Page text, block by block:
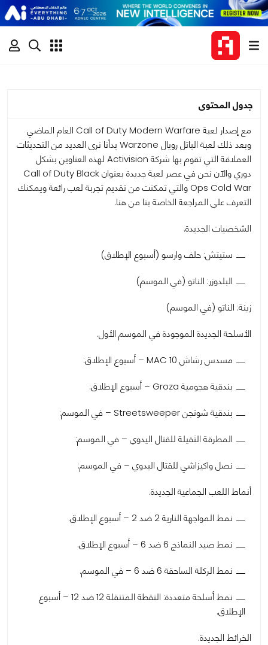
جدول المحتوى
مع إصدار لعبة Call of Duty Modern Warfare العام الماضي
وبعد ذلك لعبة الباتل رويال Warzone بدأنا نرى العديد من التحديثات
العملاقة التي تقوم بها شركة Activision لهذه العناوين بشكل
دوري والآن نحن في عصر لعبة جديدة بعنوان Call of Duty Black
Ops Cold War والتي تمكنت من تقديم تجربة لعب رائعة ويمكنك
التعرف على المراجعة الخاصة بنا من هنا.
الشخصيات الجديدة.
ستيتش: حلف وارسو (أسبوع الإطلاق)
البلدوزر: الناتو (في الموسم)
زينة: الناتو (في الموسم)
الأسلحة الجديدة الموجودة في الموسم الأول.
مسدس رشاش MAC 10 – أسبوع الإطلاق:
بندقية هجومية Groza – أسبوع الإطلاق:
بندقية شوتجن Streetsweeper – في الموسم:
المطرقة الثقيلة للقتال اليدوي – في الموسم:
نصل واكيزاشي للقتال اليدوي – في الموسم:
أنماط اللعب الجماعية الجديدة.
نمط المواجهة النارية 2 ضد 2 – أسبوع الإطلاق.
نمط صيد النماذج 6 ضد 6 – أسبوع الإطلاق.
نمط الركلة الساحقة 6 ضد 6 – في الموسم.
نمط أسلحة متعددة: النقطة المتنقلة 12 ضد 12 – أسبوع
الإطلاق.
الخرائط الجديدة.